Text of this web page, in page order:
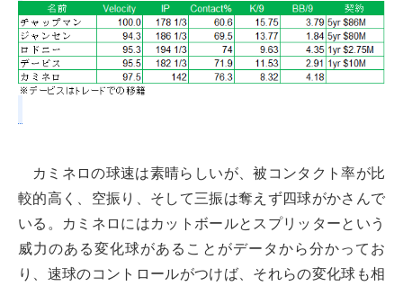
カミネロの球速は素晴らしいが、被コンタクト率が比
較的高く、空振り、そして三振は奪えず四球がかさんで
いる。カミネロにはカットボールとスプリッターという
威力のある変化球があることがデータから分かってお
り、速球のコントロールがつけば、それらの変化球も相